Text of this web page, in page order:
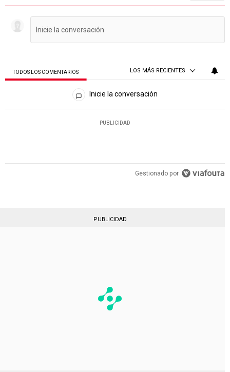
TODOS LOS COMENTARIOS LOS MÁS RECIENTES
Todos los comentarios
Inicie la conversación
PUBLICIDAD
Gestionado por
PUBLICIDAD